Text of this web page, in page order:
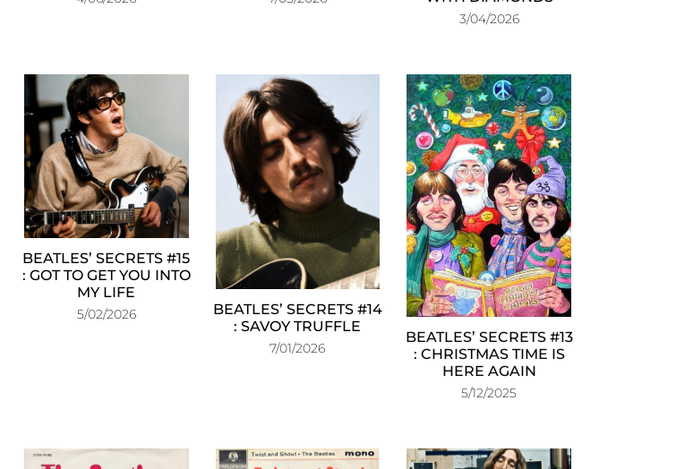
3/04/2026
BEATLES’ SECRETS #15
: GOT TO GET YOU INTO
MY LIFE
5/02/2026
BEATLES’ SECRETS #14
: SAVOY TRUFFLE
7/01/2026
BEATLES’ SECRETS #13
: CHRISTMAS TIME IS
HERE AGAIN
5/12/2025